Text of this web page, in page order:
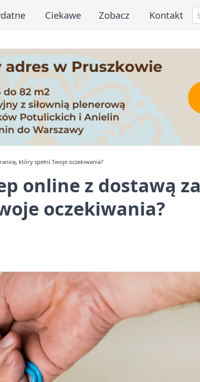
Ciekawe Zobacz Kontakt
który spełni Twoje oczekiwania?
online z dostawą za
oczekiwania?